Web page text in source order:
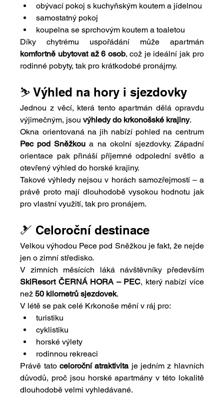
obývací pokoj s kuchyňským koutem a jídelnou
samostatný pokoj
koupelna se sprchovým koutem a toaletou
komfortně ubytovat až 6 osob, což je ideální jak pro
rodinné pobyty, tak pro krátkodobé pronájmy.
⛷️ Výhled na hory i sjezdovky
Jednou z věcí, která tento apartmán dělá opravdu
výjimečným, jsou výhledy do krkonošské krajiny.
Okna orientovaná na jih nabízí pohled na centrum
Pec pod Sněžkou a na okolní sjezdovky. Západní
orientace pak přináší příjemné odpolední světlo a
otevřený výhled do horské krajiny.
Takové výhledy nejsou v horách samozřejmostí – a
právě proto mají dlouhodobě vysokou hodnotu jak
pro vlastní využití, tak pro pronájem.
🎿 Celoroční destinace
Velkou výhodou Pece pod Sněžkou je fakt, že nejde
jen o zimní středisko.
V zimních měsících láká návštěvníky především
SkiResort ČERNÁ HORA – PEC, který nabízí více
než 50 kilometrů sjezdovek.
V létě se pak celé Krkonoše mění v ráj pro:
turistiku
cyklistiku
horské výlety
rodinnou rekreaci
Právě tato celoroční atraktivita je jedním z hlavních
důvodů, proč jsou horské apartmány v této lokalitě
dlouhodobě velmi vyhledávané.